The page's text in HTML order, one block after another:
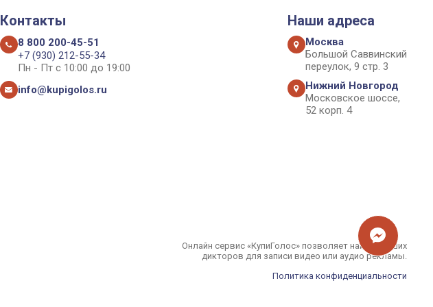
Контакты
8 800 200-45-51
+7 (930) 212-55-34
Пн - Пт с 10:00 до 19:00
info@kupigolos.ru
Наши адреса
Москва
Большой Саввинский
переулок, 9 стр. 3
Нижний Новгород
Московское шоссе,
52 корп. 4
Онлайн сервис «КупиГолос» позволяет найти лучших
дикторов для записи видео или аудио рекламы.
Политика конфиденциальности